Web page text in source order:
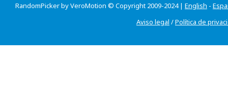
RandomPicker by VeroMotion © Copyright 2009-2024 | English -
Aviso legal /Política de